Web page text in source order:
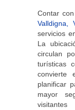
Contar
Valldigna,
servicios
La
circulan
turísticas
convierte
planificar
mayor